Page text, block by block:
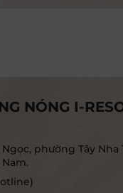
NÓNG I-
Ngọc, phường Tây Nha